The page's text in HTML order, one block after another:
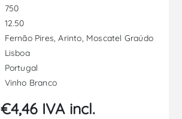
750
12.50
Fernão Pires, Arinto, Moscatel Graúdo
Lisboa
Portugal
Vinho Branco
€4,46 IVA incl.